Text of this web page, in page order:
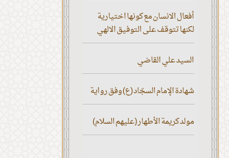
أفعال الانسان مع كونها اختيارية
لكنها تتوقف على التوفيق الالهي
السيد علي القاضي
شهادة الإمام السجّاد (ع) وفق رواية
مولد كريمة الأطهار (عليهم السلام)